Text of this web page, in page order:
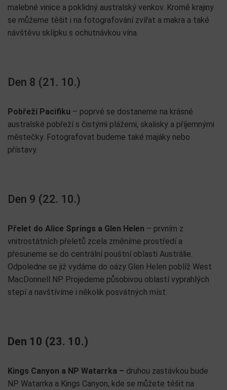
malebné vinice a poklidný australský venkov. Kromě krajiny
se můžeme těšit i na fotografování zvířat a makra a také
návštěvu sklípku s ochutnávkou vína.
Den 8 (21. 10.)
Pobřeží Pacifiku – poprvé se dostaneme na krásné
australské pobřeží s čistými plážemi, skalisky a příjemnými
městečky. Fotografovat budeme také majáky nebo
přístavy.
Den 9 (22. 10.)
Přelet do Alice Springs a Glen Helen – prvním z
vnitrostátních přeletů zcela změníme prostředí a
přesuneme se do centrální pouštní oblasti Austrálie.
Odpoledne se již vydáme do oázy Glen Helen poblíž West
MacDonnell NP. Projedeme působivou oblastí vyprahlých
stepí a navštívíme i několik posvátných míst.
Den 10 (23. 10.)
Kings Canyon a NP Watarrka – druhou zastávkou bude
NP Watarrka a Kings Canyon, kde se můžete těšit na